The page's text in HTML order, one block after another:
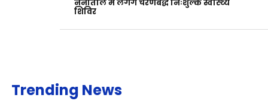
नैनीताल में लगेंगे चरणबद्ध निःशुल्क स्वास्थ्य
शिविर
Trending News